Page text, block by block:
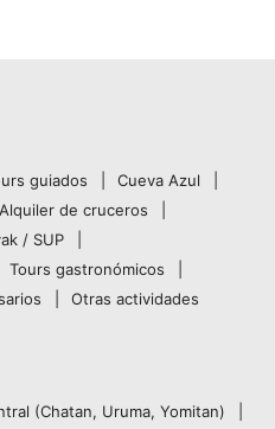
guiados
Cueva Azul
Alquiler de cruceros
/ SUP
Tours gastronómicos
Otras actividades
(Chatan, Uruma, Yomitan)